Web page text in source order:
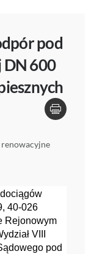
pod
600
40-026
Rejonowym
VIII
pod